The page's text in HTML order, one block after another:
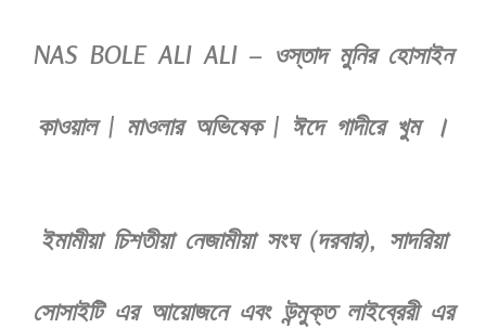
NAS BOLE ALI ALI – ওস্তাদ মুনির হোসাইন
কাওয়াল | মাওলার অভিষেক | ঈদে গাদীরে খুম ।
ইমামীয়া চিশতীয়া নেজামীয়া সংঘ (দরবার), সাদরিয়া
সোসাইটি এর আয়োজনে এবং উন্মুক্ত লাইব্রেরী এর